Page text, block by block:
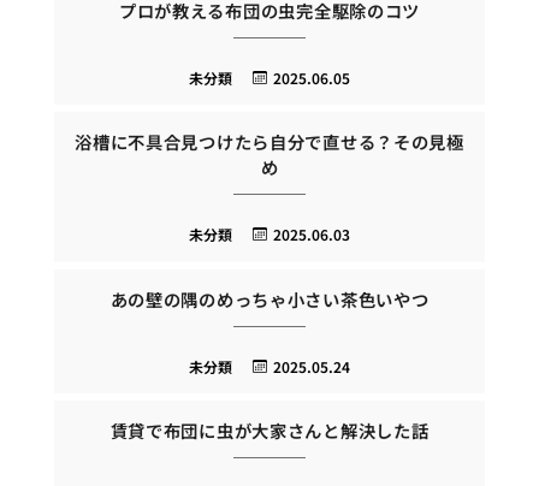
プロが教える布団の虫完全駆除のコツ
2025.06.05
未分類
浴槽に不具合見つけたら自分で直せる？その見極
め
2025.06.03
未分類
あの壁の隅のめっちゃ小さい茶色いやつ
2025.05.24
未分類
賃貸で布団に虫が大家さんと解決した話